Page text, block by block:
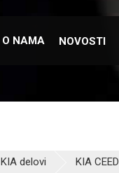
O NAMA NOVOSTI
KIA delovi KIA